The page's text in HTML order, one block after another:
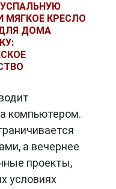
МЯГКОЕ КРЕСЛО
ДОМА
компьютером.
а вечернее
проекты,
условиях